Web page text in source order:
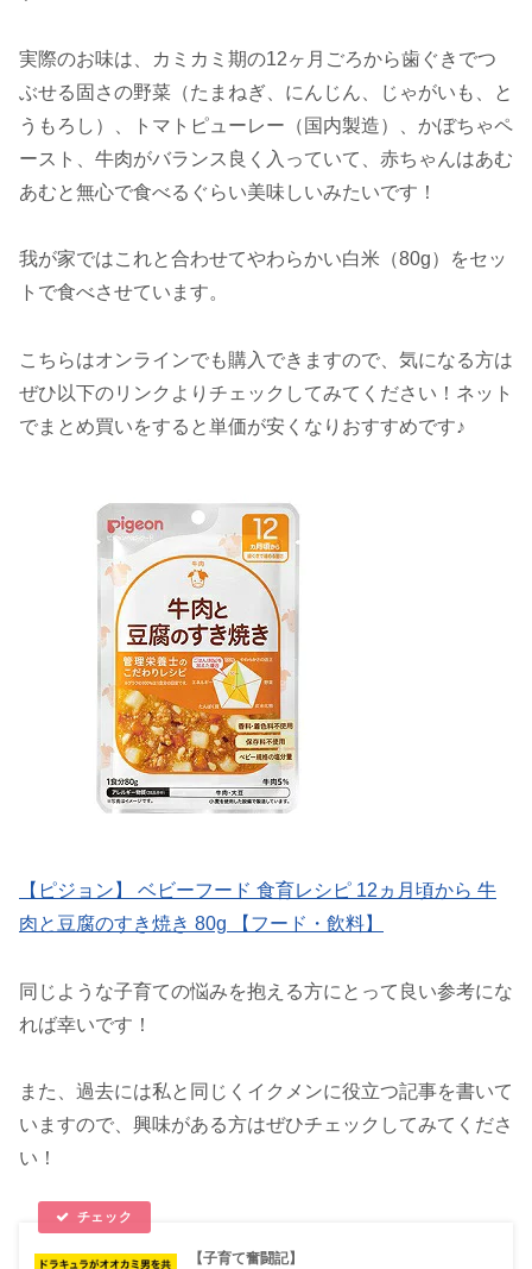
実際のお味は、カミカミ期の12ヶ月ごろから歯ぐきでつ
ぶせる固さの野菜（たまねぎ、にんじん、じゃがいも、と
うもろし）、トマトピューレー（国内製造）、かぼちゃペ
ースト、牛肉がバランス良く入っていて、赤ちゃんはあむ
あむと無心で食べるぐらい美味しいみたいです！
我が家ではこれと合わせてやわらかい白米（80g）をセッ
トで食べさせています。
こちらはオンラインでも購入できますので、気になる方は
ぜひ以下のリンクよりチェックしてみてください！ネット
でまとめ買いをすると単価が安くなりおすすめです♪
【ピジョン】 ベビーフード 食育レシピ 12ヵ月頃から 牛
肉と豆腐のすき焼き 80g 【フード・飲料】
同じような子育ての悩みを抱える方にとって良い参考にな
れば幸いです！
また、過去には私と同じくイクメンに役立つ記事を書いて
いますので、興味がある方はぜひチェックしてみてくださ
い！
【子育て奮闘記】